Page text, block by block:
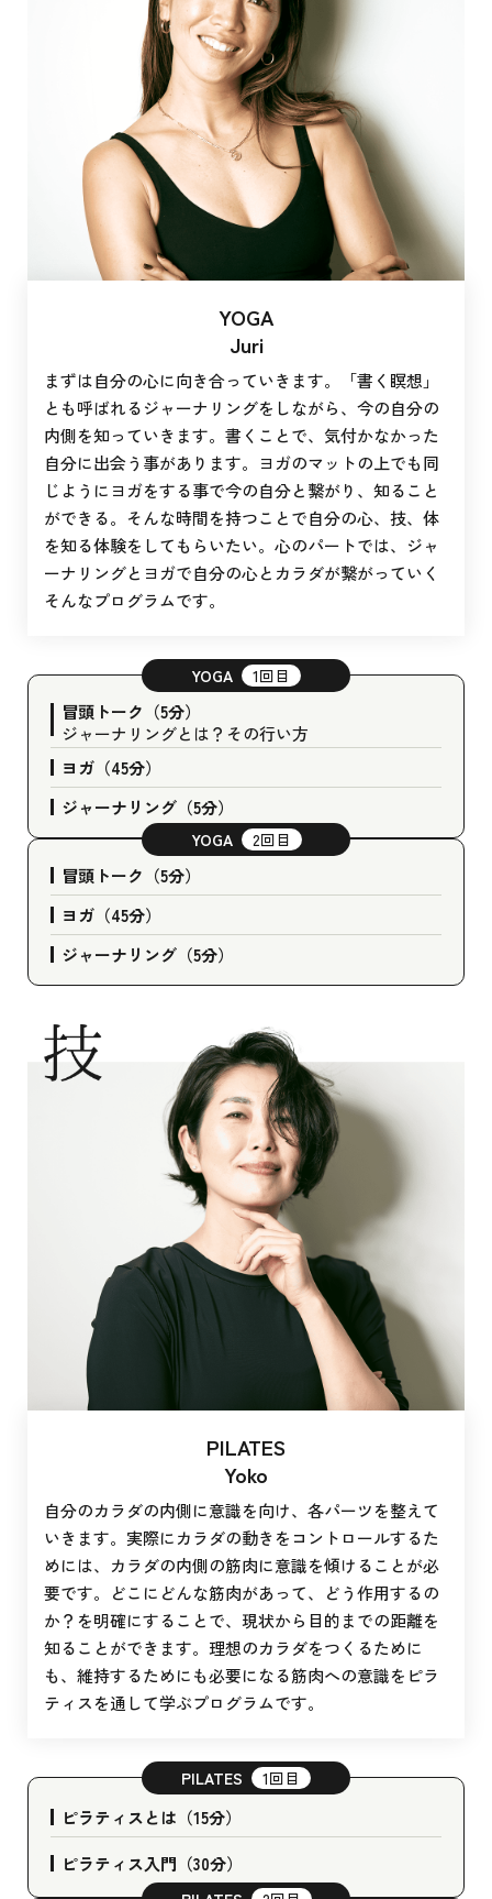
YOGA
Juri
まずは自分の心に向き合っていきます。「書く瞑想」
とも呼ばれるジャーナリングをしながら、今の自分の
内側を知っていきます。書くことで、気付かなかった
自分に出会う事があります。ヨガのマットの上でも同
じようにヨガをする事で今の自分と繋がり、知ること
ができる。そんな時間を持つことで自分の心、技、体
を知る体験をしてもらいたい。心のパートでは、ジャ
ーナリングとヨガで自分の心とカラダが繋がっていく
そんなプログラムです。
YOGA 1回目
冒頭トーク（5分）
ジャーナリングとは？その行い方
ヨガ（45分）
ジャーナリング（5分）
YOGA 2回目
冒頭トーク（5分）
ヨガ（45分）
ジャーナリング（5分）
PILATES
Yoko
自分のカラダの内側に意識を向け、各パーツを整えて
いきます。実際にカラダの動きをコントロールするた
めには、カラダの内側の筋肉に意識を傾けることが必
要です。どこにどんな筋肉があって、どう作用するの
か？を明確にすることで、現状から目的までの距離を
知ることができます。理想のカラダをつくるために
も、維持するためにも必要になる筋肉への意識をピラ
ティスを通して学ぶプログラムです。
PILATES 1回目
ピラティスとは（15分）
ピラティス入門（30分）